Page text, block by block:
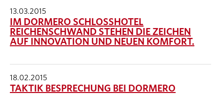
13.03.2015
IM DORMERO SCHLOSSHOTEL
REICHENSCHWAND STEHEN DIE ZEICHEN
AUF INNOVATION UND NEUEN KOMFORT.
18.02.2015
TAKTIK BESPRECHUNG BEI DORMERO